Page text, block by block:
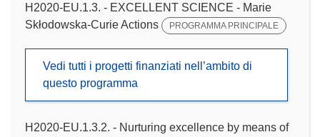
H2020-EU.1.3. - EXCELLENT SCIENCE - Marie
Skłodowska-Curie Actions
PROGRAMMA PRINCIPALE
Vedi tutti i progetti finanziati nell’ambito di
questo programma
H2020-EU.1.3.2. - Nurturing excellence by means of